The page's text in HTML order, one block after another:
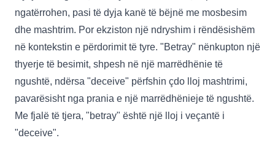
ngatërrohen, pasi të dyja kanë të bëjnë me mosbesim
dhe mashtrim. Por ekziston një ndryshim i rëndësishëm
në kontekstin e përdorimit të tyre. "Betray" nënkupton një
thyerje të besimit, shpesh në një marrëdhënie të
ngushtë, ndërsa "deceive" përfshin çdo lloj mashtrimi,
pavarësisht nga prania e një marrëdhënieje të ngushtë.
Me fjalë të tjera, "betray" është një lloj i veçantë i
"deceive".